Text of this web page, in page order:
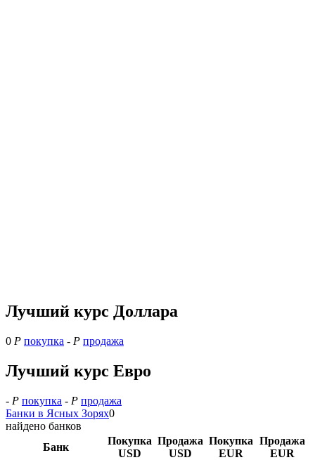
Лучший курс Доллара
0 Р покупка - Р продажа
Лучший курс Евро
- Р покупка - Р продажа
Банки в Ясных Зорях0
найдено банков
Банк
Покупка
USD
Продажа
USD
Покупка
EUR
Продажа
EUR